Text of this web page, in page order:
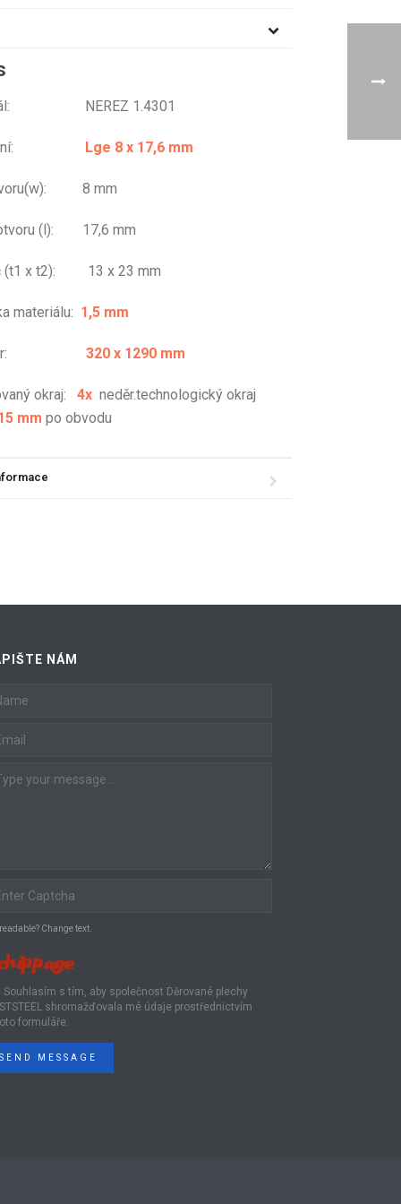
NEREZ 1.4301
Lge 8 x 17,6 mm
8 mm
(l): 17,6 mm
(t1 x t2): 13 x 23 mm
materiálu: 1,5 mm
320 x 1290 mm
okraj: 4x neděr.technologický okraj
mm po obvodu
NÁM
Change text.
Souhlasím s tím, aby společnost Děrované plechy
shromažďovala mé údaje prostřednictvím
formuláře.
SEND MESSAGE